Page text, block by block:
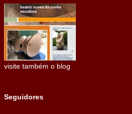
visite também o blog
Seguidores